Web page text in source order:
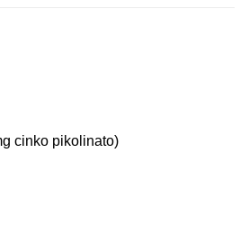
cinko pikolinato)